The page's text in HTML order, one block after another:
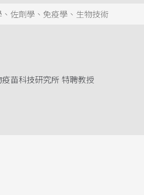
佐劑學、免疫學、生物技術
苗科技研究所 特聘教授